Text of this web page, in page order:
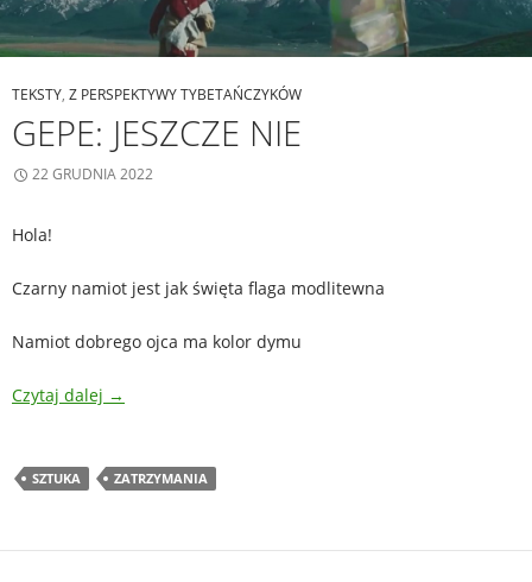
TEKSTY, Z PERSPEKTYWY TYBETAŃCZYKÓW
GEPE: JESZCZE NIE
22 GRUDNIA 2022
Hola!
Czarny namiot jest jak święta flaga modlitewna
Namiot dobrego ojca ma kolor dymu
Czytaj dalej →
SZTUKA ZATRZYMANIA